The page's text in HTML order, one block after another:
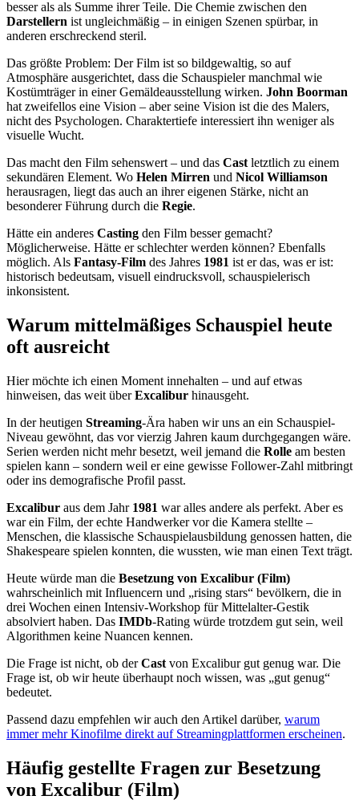
besser als als Summe ihrer Teile. Die Chemie zwischen den
Darstellern ist ungleichmäßig – in einigen Szenen spürbar, in
anderen erschreckend steril.
Das größte Problem: Der Film ist so bildgewaltig, so auf
Atmosphäre ausgerichtet, dass die Schauspieler manchmal wie
Kostümträger in einer Gemäldeausstellung wirken. John Boorman
hat zweifellos eine Vision – aber seine Vision ist die des Malers,
nicht des Psychologen. Charaktertiefe interessiert ihn weniger als
visuelle Wucht.
Das macht den Film sehenswert – und das Cast letztlich zu einem
sekundären Element. Wo Helen Mirren und Nicol Williamson
herausragen, liegt das auch an ihrer eigenen Stärke, nicht an
besonderer Führung durch die Regie.
Hätte ein anderes Casting den Film besser gemacht?
Möglicherweise. Hätte er schlechter werden können? Ebenfalls
möglich. Als Fantasy-Film des Jahres 1981 ist er das, was er ist:
historisch bedeutsam, visuell eindrucksvoll, schauspielerisch
inkonsistent.
Warum mittelmäßiges Schauspiel heute
oft ausreicht
Hier möchte ich einen Moment innehalten – und auf etwas
hinweisen, das weit überExcalibur hinausgeht.
In der heutigen Streaming-Ära haben wir uns an ein Schauspiel-
Niveau gewöhnt, das vor vierzig Jahren kaum durchgegangen wäre.
Serien werden nicht mehr besetzt, weil jemand die Rolle am besten
spielen kann – sondern weil er eine gewisse Follower-Zahl mitbringt
oder ins demografische Profil passt.
Excalibur aus dem Jahr 1981 war alles andere als perfekt. Aber es
war ein Film, der echte Handwerker vor die Kamera stellte –
Menschen, die klassische Schauspielausbildung genossen hatten, die
Shakespeare spielen konnten, die wussten, wie man einen Text trägt.
Heute würde man die Besetzung von Excalibur (Film)
wahrscheinlich mit Influencern und „rising stars“ bevölkern, die in
drei Wochen einen Intensiv-Workshop für Mittelalter-Gestik
absolviert haben. Das IMDb-Rating würde trotzdem gut sein, weil
Algorithmen keine Nuancen kennen.
Die Frage ist nicht, ob derCast von Excalibur gut genug war. Die
Frage ist, ob wir heute überhaupt noch wissen, was „gut genug“
bedeutet.
Passend dazu empfehlen wir auch den Artikel darüber, warum
immer mehr Kinofilme direkt auf Streamingplattformen erscheinen.
Häufig gestellte Fragen zur Besetzung
von Excalibur (Film)